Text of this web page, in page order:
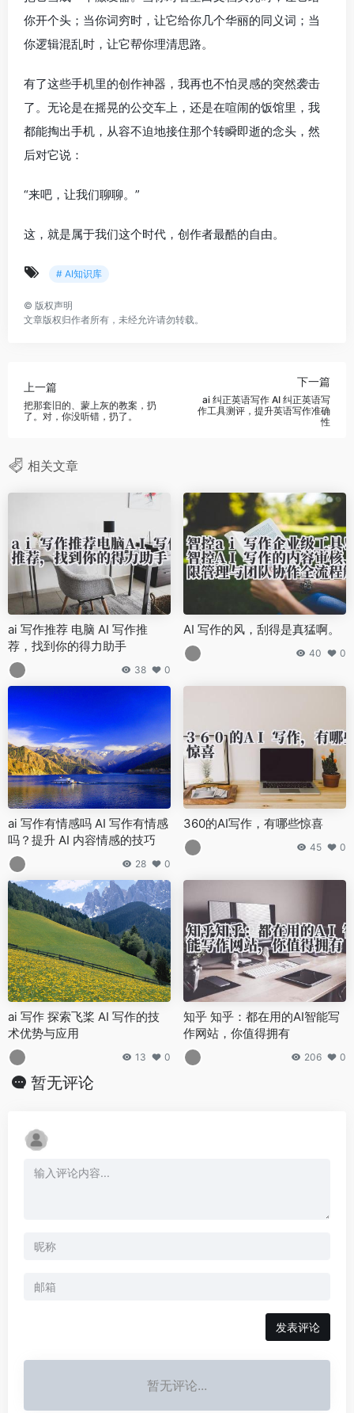
你开个头；当你词穷时，让它给你几个华丽的同义词；当
你逻辑混乱时，让它帮你理清思路。
有了这些手机里的创作神器，我再也不怕灵感的突然袭击
了。无论是在摇晃的公交车上，还是在喧闹的饭馆里，我
都能掏出手机，从容不迫地接住那个转瞬即逝的念头，然
后对它说：
“来吧，让我们聊聊。”
这，就是属于我们这个时代，创作者最酷的自由。
# AI知识库
© 版权声明
文章版权归作者所有，未经允许请勿转载。
上一篇
把那套旧的、蒙上灰的教案，扔
了。对，你没听错，扔了。
下一篇
ai 纠正英语写作 AI 纠正英语写
作工具测评，提升英语写作准确
性
相关文章
ai 写作推荐 电脑 AI 写作推
荐，找到你的得力助手
38 0
AI 写作的风，刮得是真猛啊。
40 0
ai 写作有情感吗 AI 写作有情感
吗？提升 AI 内容情感的技巧
28 0
360的AI写作，有哪些惊喜
45 0
ai 写作 探索飞桨 AI 写作的技
术优势与应用
13 0
知乎 知乎：都在用的AI智能写
作网站，你值得拥有
206 0
暂无评论
发表评论
暂无评论...